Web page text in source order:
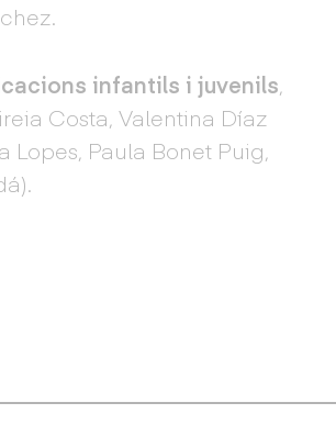
infantils i juvenils,
Costa, Valentina Díaz
Lopes, Paula Bonet Puig,